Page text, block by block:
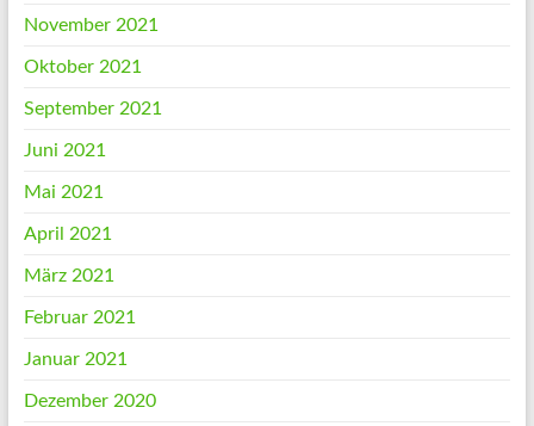
November 2021
Oktober 2021
September 2021
Juni 2021
Mai 2021
April 2021
März 2021
Februar 2021
Januar 2021
Dezember 2020